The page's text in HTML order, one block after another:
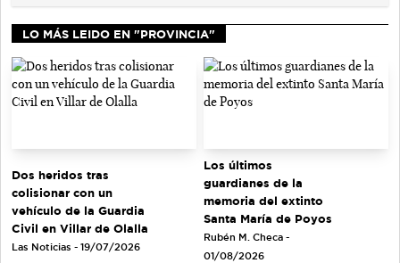
LO MÁS LEIDO EN "PROVINCIA"
Dos heridos tras
colisionar con un
vehículo de la Guardia
Civil en Villar de Olalla
Las Noticias - 19/07/2026
Los últimos
guardianes de la
memoria del extinto
Santa María de Poyos
Rubén M. Checa -
01/08/2026